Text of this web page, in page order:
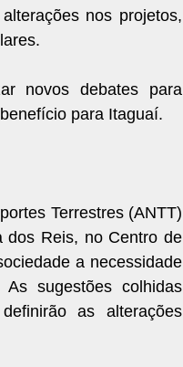
nos projetos,
novos debates para
para Itaguaí.
Terrestres (ANTT)
dos Reis, no Centro de
a necessidade
sugestões colhidas
as alterações